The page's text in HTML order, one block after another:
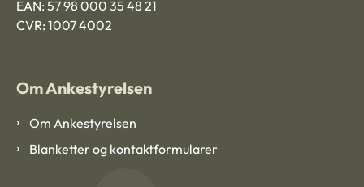
EAN: 57 98 000 35 48 21
CVR: 1007 4002
Om Ankestyrelsen
Om Ankestyrelsen
Blanketter og kontaktformularer